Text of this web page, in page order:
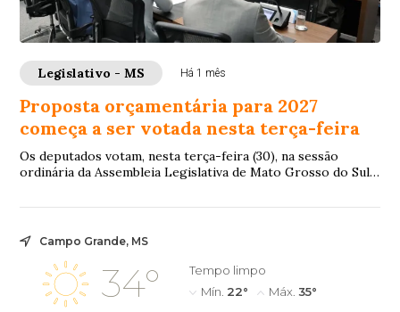
Legislativo - MS Há 1 mês
Proposta orçamentária para 2027
começa a ser votada nesta terça-feira
Os deputados votam, nesta terça-feira (30), na sessão
ordinária da Assembleia Legislativa de Mato Grosso do Sul
Campo Grande, MS
34°
Tempo limpo
Mín. 22° Máx. 35°